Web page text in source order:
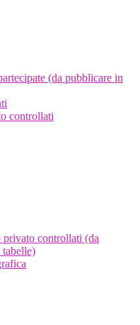
(da pubblicare in
controllati
controllati (da